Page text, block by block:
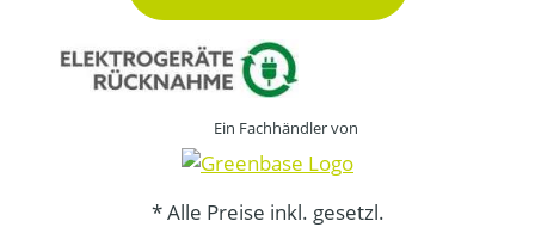
Ein Fachhändler von
* Alle Preise inkl. gesetzl.